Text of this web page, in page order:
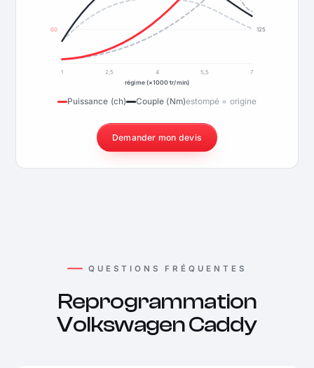
60 125
1 2,5 4 5,5
7
régime (×1000 tr/min)
Puissance (ch) Couple (Nm)estompé = origine
Demander mon devis
QUESTIONS FRÉQUENTES
Reprogrammation
Volkswagen Caddy